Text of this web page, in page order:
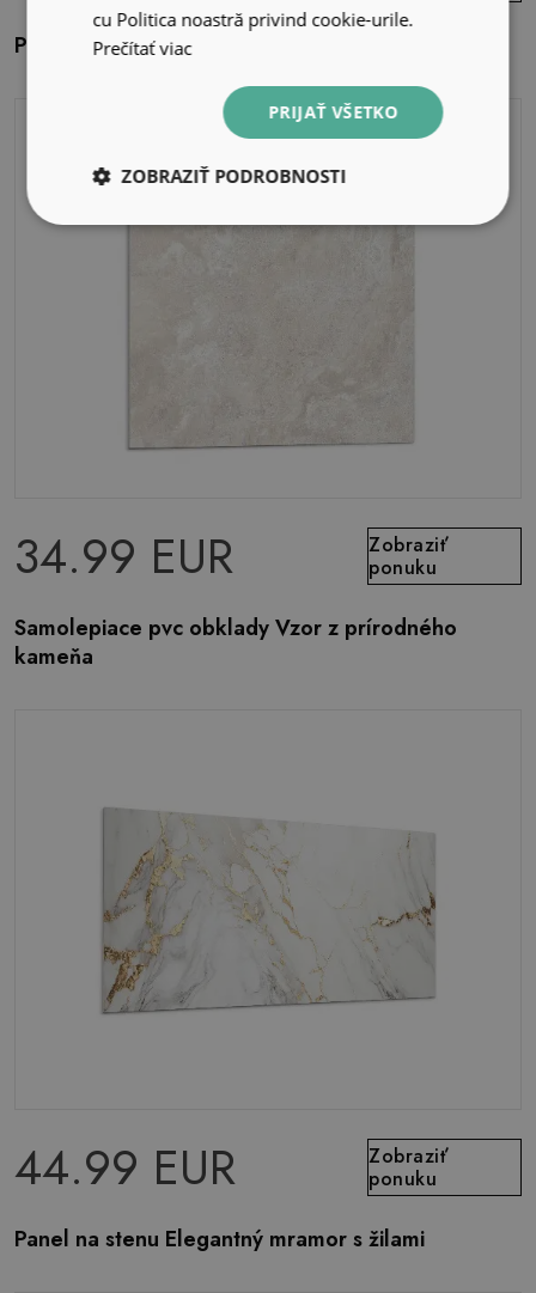
Pvc obklady Vzor zo žilkovaného mramoru
34.99 EUR
Zobraziť
ponuku
Samolepiace pvc obklady Vzor z prírodného
kameňa
44.99 EUR
Zobraziť
ponuku
Panel na stenu Elegantný mramor s žilami
cu Politica noastră privind cookie-urile.
Prečítať viac
PRIJAŤ VŠETKO
ZOBRAZIŤ PODROBNOSTI